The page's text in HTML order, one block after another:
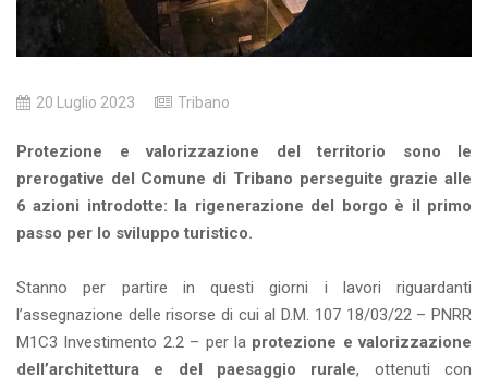
20 Luglio 2023 Tribano
Protezione e valorizzazione del territorio sono le
prerogative del Comune di Tribano perseguite grazie alle
6 azioni introdotte: la rigenerazione del borgo è il primo
passo per lo sviluppo turistico.
Stanno per partire in questi giorni i lavori riguardanti
l’assegnazione delle risorse di cui al D.M. 107 18/03/22 – PNRR
M1C3 Investimento 2.2 – per la protezione e valorizzazione
dell’architettura e del paesaggio rurale, ottenuti con